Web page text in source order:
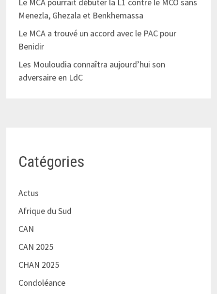
Menezla, Ghezala et Benkhemassa
Le MCA a trouvé un accord avec le PAC pour
Benidir
Les Mouloudia connaîtra aujourd’hui son
adversaire en LdC
Catégories
Actus
Afrique du Sud
CAN
CAN 2025
CHAN 2025
Condoléance